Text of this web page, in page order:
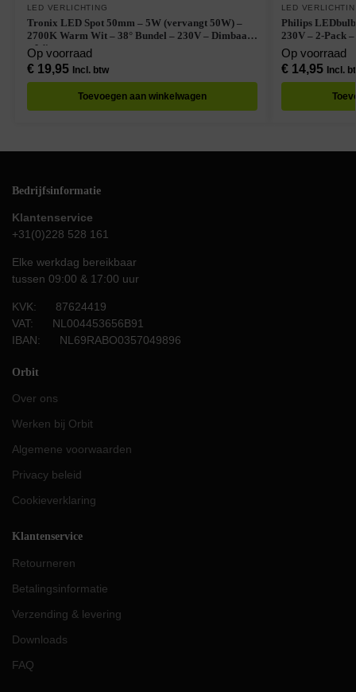
LED VERLICHTING
Tronix LED Spot 50mm – 5W (vervangt 50W) –
2700K Warm Wit – 38° Bundel – 230V – Dimbaar
– Wit
Op voorraad
€19,95 Incl. btw
Toevoegen aan winkelwagen
LED
Philips
230V – 2-Pack
Op voorraad
€14,95 Incl.
Bedrijfsinformatie
Klantenservice
+31(0)228 528 161
Elke werkdag bereikbaar
tussen 09:00 & 17:00 uur
KVK: 87624419
VAT: NL004453656B91
IBAN: NL69RABO0357049896
Orbit
Over ons
Werken bij Orbit
Algemene voorwaarden
Privacy beleid
Cookieverklaring
Klantenservice
Retourneren
Betalingsinformatie
Verzending & levering
Downloads
FAQ